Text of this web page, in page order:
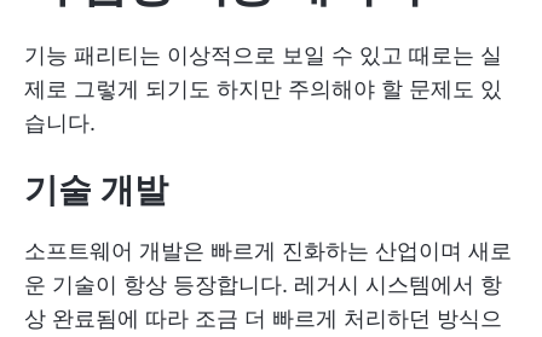
기능 패리티는 이상적으로 보일 수 있고 때로는 실
제로 그렇게 되기도 하지만 주의해야 할 문제도 있
습니다.
기술 개발
소프트웨어 개발은 빠르게 진화하는 산업이며 새로
운 기술이 항상 등장합니다. 레거시 시스템에서 항
상 완료됨에 따라 조금 더 빠르게 처리하던 방식으